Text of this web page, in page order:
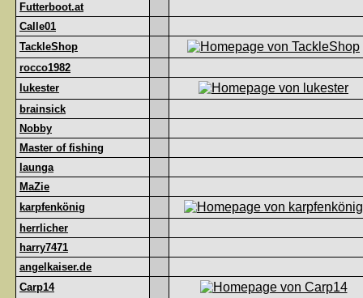
Futterboot.at
Calle01
TackleShop
rocco1982
lukester
brainsick
Nobby
Master of fishing
launga
MaZie
karpfenkönig
herrlicher
harry7471
angelkaiser.de
Carp14